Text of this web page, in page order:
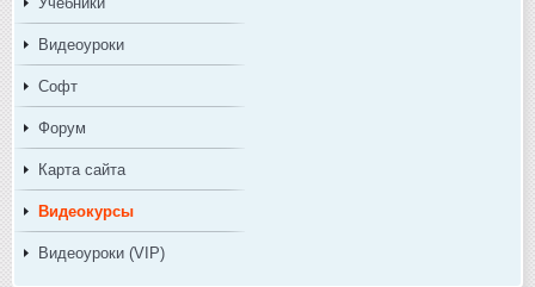
Видеоуроки
Софт
Форум
Карта сайта
Видеокурсы
Видеоуроки (VIP)